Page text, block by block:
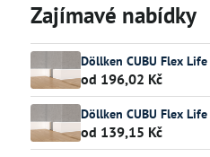
Zajímavé nabídky
Döllken CUBU Flex
od 196,02 Kč
Döllken CUBU Flex
od 139,15 Kč